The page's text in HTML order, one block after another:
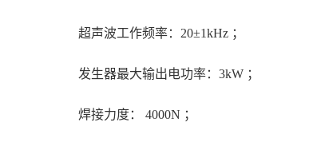
超声波工作频率：20±1kHz ；
发生器最大输出电功率：3kW ；
焊接力度： 4000N ；